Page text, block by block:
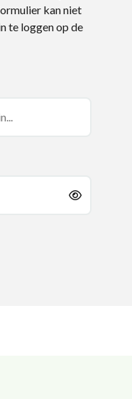
kan niet
te loggen op de